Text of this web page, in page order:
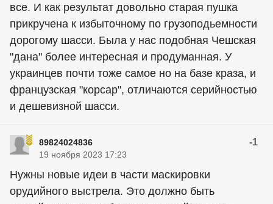
все. И как результат довольно старая пушка
прикручена к избыточному по грузоподьемности
дорогому шасси. Была у нас подобная Чешская
"дана" более интересная и продуманная. У
украинцев почти тоже самое но на базе краза, и
французская "корсар", отличаются серийностью
и дешевизной шасси.
89824024836 -1
19 ноября 2023 17:23
Нужны новые идеи в части маскировки
орудийного выстрела. Это должно быть